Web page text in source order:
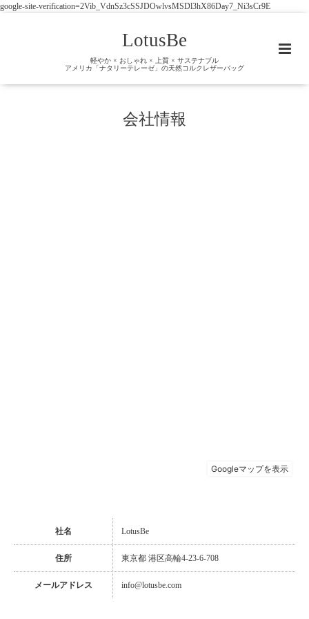
google-site-verification=2Vib_VdnSz3cSSJDOwlvsMSDl3hX86Day7_Ni3sCr9E
LotusBe
軽やか × おしゃれ × 上質 × サステナブル
アメリカ「ナタリーテレーゼ」の天然コルクレザーバッグ
会社情報
社名 LotusBe
住所 東京都 港区高輪4-23-6-708
メールアドレス info@lotusbe.com